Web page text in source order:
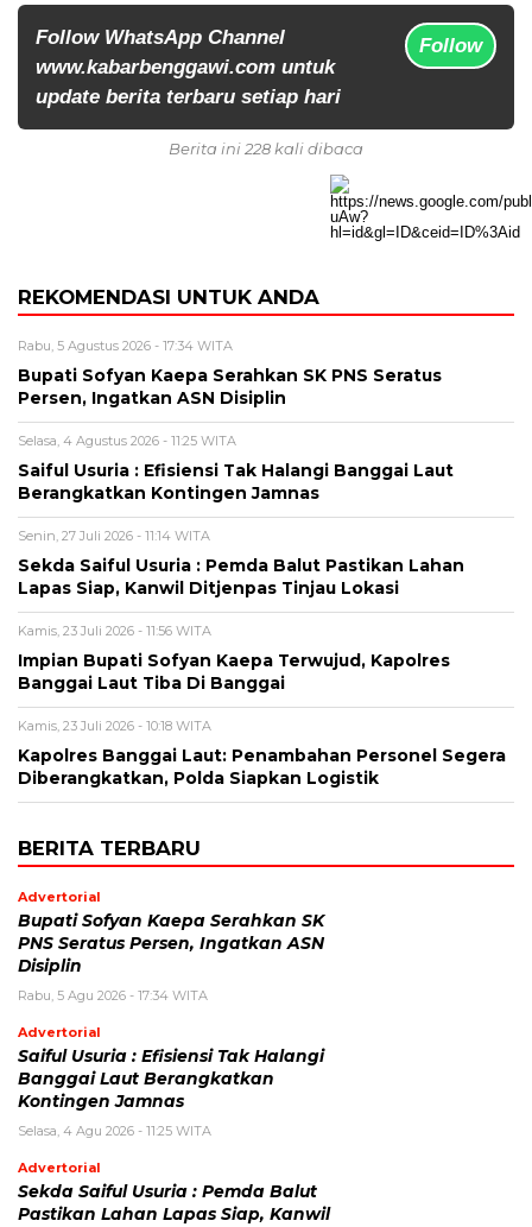
Follow WhatsApp Channel
www.kabarbenggawi.com untuk
update berita terbaru setiap hari
Follow
Berita ini 228 kali dibaca
REKOMENDASI UNTUK ANDA
Rabu, 5 Agustus 2026 - 17:34 WITA
Bupati Sofyan Kaepa Serahkan SK PNS Seratus
Persen, Ingatkan ASN Disiplin
Selasa, 4 Agustus 2026 - 11:25 WITA
Saiful Usuria : Efisiensi Tak Halangi Banggai Laut
Berangkatkan Kontingen Jamnas
Senin, 27 Juli 2026 - 11:14 WITA
Sekda Saiful Usuria : Pemda Balut Pastikan Lahan
Lapas Siap, Kanwil Ditjenpas Tinjau Lokasi
Kamis, 23 Juli 2026 - 11:56 WITA
Impian Bupati Sofyan Kaepa Terwujud, Kapolres
Banggai Laut Tiba Di Banggai
Kamis, 23 Juli 2026 - 10:18 WITA
Kapolres Banggai Laut: Penambahan Personel Segera
Diberangkatkan, Polda Siapkan Logistik
BERITA TERBARU
Advertorial
Bupati Sofyan Kaepa Serahkan SK
PNS Seratus Persen, Ingatkan ASN
Disiplin
Rabu, 5 Agu 2026 - 17:34 WITA
Advertorial
Saiful Usuria : Efisiensi Tak Halangi
Banggai Laut Berangkatkan
Kontingen Jamnas
Selasa, 4 Agu 2026 - 11:25 WITA
Advertorial
Sekda Saiful Usuria : Pemda Balut
Pastikan Lahan Lapas Siap, Kanwil